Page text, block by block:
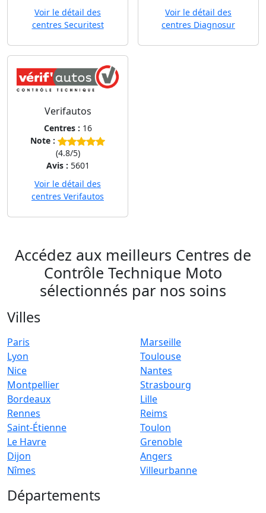
Voir le détail des
centres Securitest
Voir le détail des
centres Diagnosur
Verifautos
Centres : 16
Note :
(4.8/5)
Avis : 5601
Voir le détail des
centres Verifautos
Accédez aux meilleurs Centres de
Contrôle Technique Moto
sélectionnés par nos soins
Villes
Paris
Marseille
Lyon
Toulouse
Nice
Nantes
Montpellier
Strasbourg
Bordeaux
Lille
Rennes
Reims
Saint-Étienne
Toulon
Le Havre
Grenoble
Dijon
Angers
Nîmes
Villeurbanne
Départements